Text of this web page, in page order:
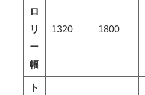
ロ
リ
ー
幅
1320 1800
ト